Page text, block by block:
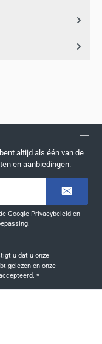
altijd als één van de
en aanbiedingen.
Google Privacybeleid en
Door doorgaan te selecteren, bevestigt u dat u onze
*